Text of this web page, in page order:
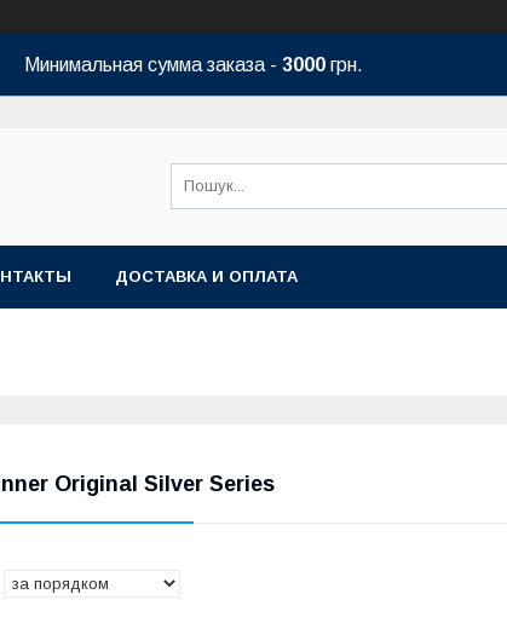
Минимальная сумма заказа - 3000 грн.
ДОСТАВКА И ОПЛАТА
Original Silver Series